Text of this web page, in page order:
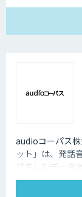
audioコーパス
ット」は、発話
付与したデータ
発話カテゴリよ